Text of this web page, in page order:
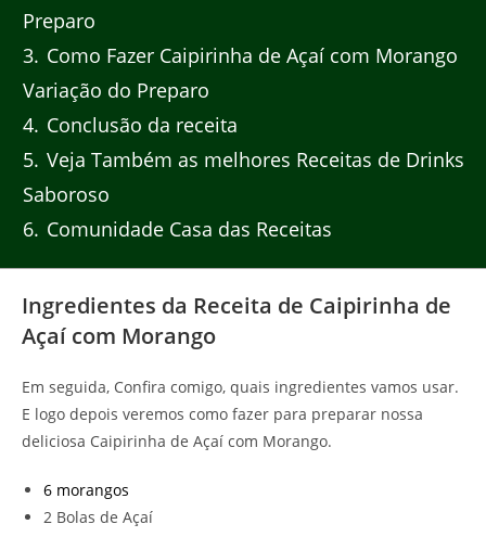
Preparo
3 Como Fazer Caipirinha de Açaí com Morango
Variação do Preparo
4 Conclusão da receita
5 Veja Também as melhores Receitas de Drinks
Saboroso
6 Comunidade Casa das Receitas
Ingredientes da Receita de Caipirinha de
Açaí com Morango
Em seguida, Confira comigo, quais ingredientes vamos usar.
E logo depois veremos como fazer para preparar nossa
deliciosa Caipirinha de Açaí com Morango.
6 morangos
2 Bolas de Açaí